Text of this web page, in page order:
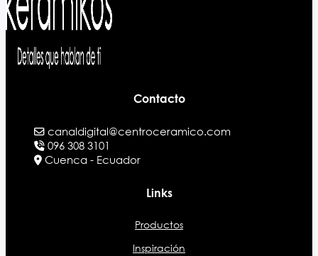
Contacto
canaldigital@centroceramico.com
096 308 3101
Cuenca - Ecuador
Links
Productos
Inspiración